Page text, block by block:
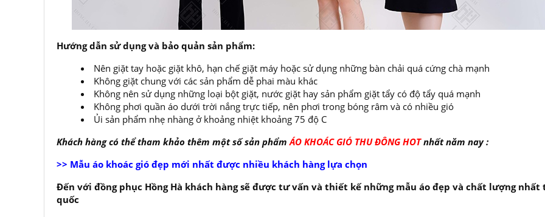
Hướng dẫn sử dụng và bảo quản sản phẩm:
Nên giặt tay hoặc giặt khô, hạn chế giặt máy hoặc sử dụng những bàn chải quá cứng chà mạnh
Không giặt chung với các sản phẩm dễ phai màu khác
Không nên sử dụng những loại bột giặt, nước giặt hay sản phẩm giặt tẩy có độ tẩy quá mạnh
Không phơi quần áo dưới trời nắng trực tiếp, nên phơi trong bóng râm và có nhiều gió
Ủi sản phẩm nhẹ nhàng ở khoảng nhiệt khoảng 75 độ C
Khách hàng có thể tham khảo thêm một số sản phẩmÁO KHOÁC GIÓ THU ĐÔNG HOTnhất năm nay :
>> Mẫu áo khoác gió đẹp mới nhất được nhiều khách hàng lựa chọn
Đến với đồng phục Hồng Hà khách hàng sẽ được tư vấn và thiết kế những mẫu áo đẹp và chất lượng nhất
quốc